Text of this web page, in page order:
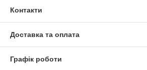
Контакти
Доставка та оплата
Графік роботи